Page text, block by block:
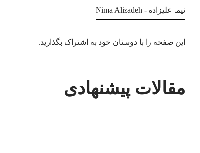
نیما علیزاده - Nima Alizadeh
این صفحه را با دوستان خود به اشتراک بگذارید.
مقالات پیشنهادی